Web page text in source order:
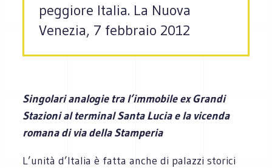
peggiore Italia. La Nuova
Venezia, 7 febbraio 2012
Singolari analogie tra l’immobile ex Grandi
Stazioni al terminal Santa Lucia e la vicenda
romana di via della Stamperia
L’unità d’Italia è fatta anche di palazzi storici